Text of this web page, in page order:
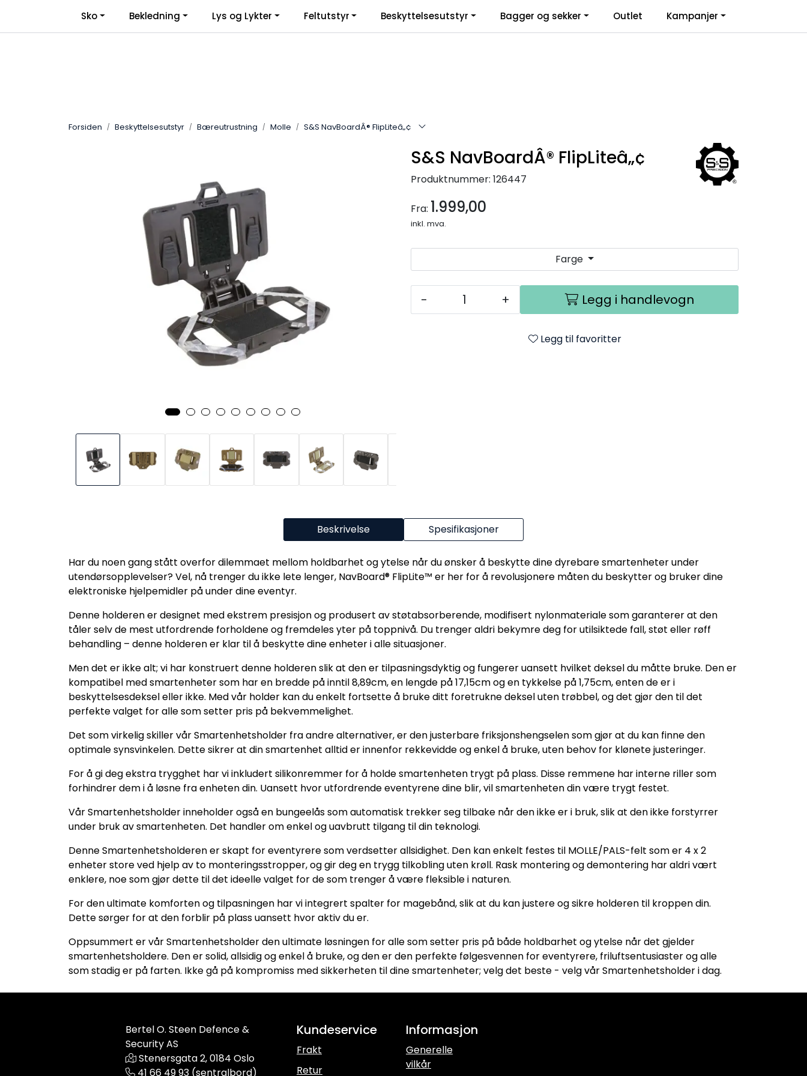
Infosenter Favoritter Logg inn
Sko Bekledning Lys og Lykter Feltutstyr Beskyttelsesutstyr Bagger og sekker Outlet Kampanjer
Forsiden Beskyttelsesutstyr Bæreutrustning Molle S&S NavBoardÂ® FlipLiteâ„¢
S&S NavBoardÂ® FlipLiteâ„¢
Produktnummer: 126447
Fra: 1.999,00
inkl. mva.
Farge
- + Legg i handlevogn
Legg til favoritter
Beskrivelse Spesifikasjoner
Har du noen gang stått overfor dilemmaet mellom holdbarhet og ytelse når du ønsker å beskytte dine dyrebare smartenheter under
utendørsopplevelser? Vel, nå trenger du ikke lete lenger, NavBoard® FlipLite™ er her for å revolusjonere måten du beskytter og bruker dine
elektroniske hjelpemidler på under dine eventyr.
Denne holderen er designet med ekstrem presisjon og produsert av støtabsorberende, modifisert nylonmateriale som garanterer at den
tåler selv de mest utfordrende forholdene og fremdeles yter på toppnivå. Du trenger aldri bekymre deg for utilsiktede fall, støt eller røff
behandling – denne holderen er klar til å beskytte dine enheter i alle situasjoner.
Men det er ikke alt; vi har konstruert denne holderen slik at den er tilpasningsdyktig og fungerer uansett hvilket deksel du måtte bruke. Den er
kompatibel med smartenheter som har en bredde på inntil 8,89cm, en lengde på 17,15cm og en tykkelse på 1,75cm, enten de er i
beskyttelsesdeksel eller ikke. Med vår holder kan du enkelt fortsette å bruke ditt foretrukne deksel uten trøbbel, og det gjør den til det
perfekte valget for alle som setter pris på bekvemmelighet.
Det som virkelig skiller vår Smartenhetsholder fra andre alternativer, er den justerbare friksjonshengselen som gjør at du kan finne den
optimale synsvinkelen. Dette sikrer at din smartenhet alltid er innenfor rekkevidde og enkel å bruke, uten behov for klønete justeringer.
For å gi deg ekstra trygghet har vi inkludert silikonremmer for å holde smartenheten trygt på plass. Disse remmene har interne riller som
forhindrer dem i å løsne fra enheten din. Uansett hvor utfordrende eventyrene dine blir, vil smartenheten din være trygt festet.
Vår Smartenhetsholder inneholder også en bungeelås som automatisk trekker seg tilbake når den ikke er i bruk, slik at den ikke forstyrrer
under bruk av smartenheten. Det handler om enkel og uavbrutt tilgang til din teknologi.
Denne Smartenhetsholderen er skapt for eventyrere som verdsetter allsidighet. Den kan enkelt festes til MOLLE/PALS-felt som er 4 x 2
enheter store ved hjelp av to monteringsstropper, og gir deg en trygg tilkobling uten krøll. Rask montering og demontering har aldri vært
enklere, noe som gjør dette til det ideelle valget for de som trenger å være fleksible i naturen.
For den ultimate komforten og tilpasningen har vi integrert spalter for magebånd, slik at du kan justere og sikre holderen til kroppen din.
Dette sørger for at den forblir på plass uansett hvor aktiv du er.
Oppsummert er vår Smartenhetsholder den ultimate løsningen for alle som setter pris på både holdbarhet og ytelse når det gjelder
smartenhetsholdere. Den er solid, allsidig og enkel å bruke, og den er den perfekte følgesvennen for eventyrere, friluftsentusiaster og alle
som stadig er på farten. Ikke gå på kompromiss med sikkerheten til dine smartenheter; velg det beste - velg vår Smartenhetsholder i dag.
Bertel O. Steen Defence &
Security AS
Stenersgata 2, 0184 Oslo
41 66 49 93 (sentralbord)
Kundeservice
Frakt
Retur
Informasjon
Generelle
vilkår